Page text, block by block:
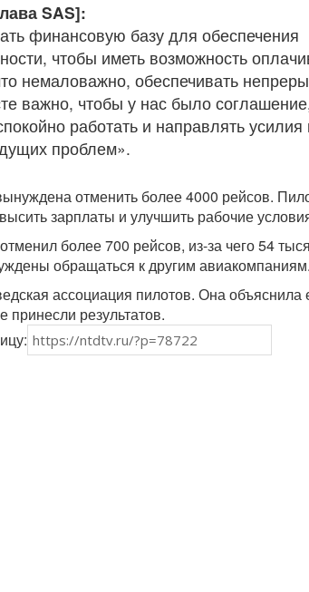
SAS]:
финансовую базу для обеспечения
чтобы иметь возможность
немаловажно, обеспечивать
важно, чтобы у нас было
работать и направлять усилия
проблем».
отменить более 4000 рейсов.
зарплаты и улучшить рабочие
более 700 рейсов, из-за чего 54
обращаться к другим авиакомпаниям.
ассоциация пилотов. Она объяснила
результатов.